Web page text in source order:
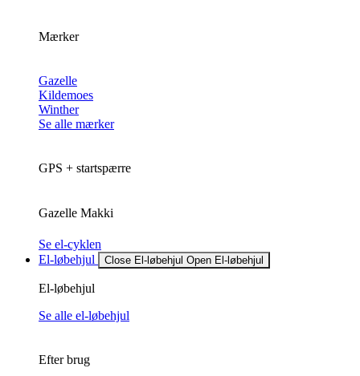
Mærker
Gazelle
Kildemoes
Winther
Se alle mærker
GPS + startspærre
Gazelle Makki
Se el-cyklen
El-løbehjul
Close El-løbehjul Open El-løbehjul
El-løbehjul
Se alle el-løbehjul
Efter brug